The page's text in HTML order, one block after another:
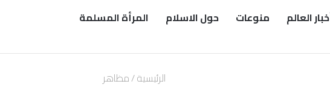
العالم منوعات حول الاسلام المرأة المسلمة
الرئيسية/مظاهر